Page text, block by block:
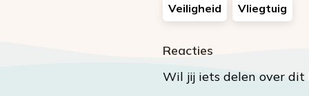
Veiligheid Vliegtuig
Reacties
Wil jij iets delen over dit